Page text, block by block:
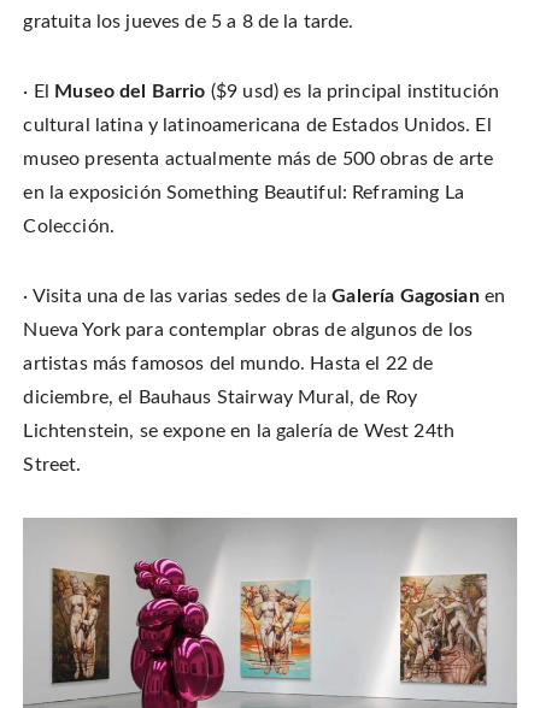
gratuita los jueves de 5 a 8 de la tarde.
· El Museo del Barrio ($9 usd) es la principal institución
cultural latina y latinoamericana de Estados Unidos. El
museo presenta actualmente más de 500 obras de arte
en la exposición Something Beautiful: Reframing La
Colección.
· Visita una de las varias sedes de laGalería Gagosianen
Nueva York para contemplar obras de algunos de los
artistas más famosos del mundo. Hasta el 22 de
diciembre, el Bauhaus Stairway Mural, de Roy
Lichtenstein, se expone en la galería de West 24th
Street.